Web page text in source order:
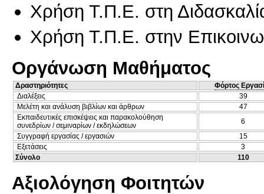
Χρήση Τ.Π.Ε. στη
Χρήση Τ.Π.Ε. στην
Οργάνωση Μαθήματος
Δραστηριότητες
Φόρτος
Διαλέξεις
39
Μελέτη και ανάλυση βιβλίων και άρθρων
47
Εκπαιδευτικές επισκέψεις και παρακολούθηση
συνεδρίων / σεμιναρίων / εκδηλώσεων
6
Συγγραφή εργασίας / εργασιών
15
Εξετάσεις
3
Σύνολο
110
Αξιολόγηση Φοιτητών